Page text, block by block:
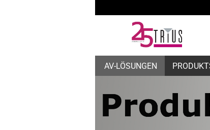
AV-LÖSUNGEN